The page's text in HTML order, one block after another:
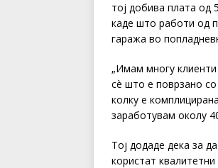
тој добива плата од
каде што работи од
гаража во
„Имам многу
сè што е поврзано
колку е
заработувам околу
Тој додаде дека за
користат